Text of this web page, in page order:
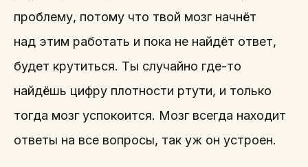
проблему, потому что твой мозг начнёт
над этим работать и пока не найдёт ответ,
будет крутиться. Ты случайно где-то
найдёшь цифру плотности ртути, и только
тогда мозг успокоится. Мозг всегда находит
ответы на все вопросы, так уж он устроен.